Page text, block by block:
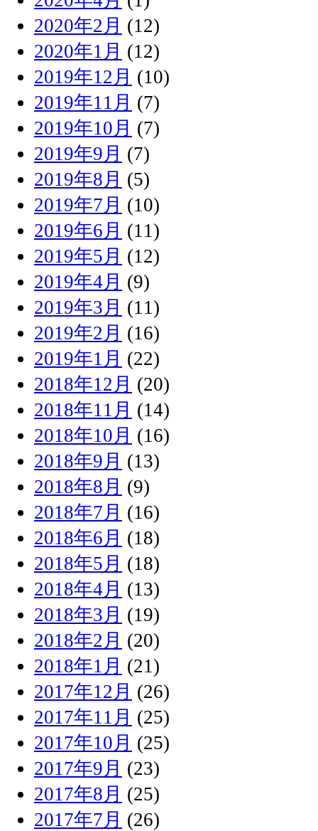
2020年2月 (12)
2020年1月 (12)
2019年12月 (10)
2019年11月 (7)
2019年10月 (7)
2019年9月 (7)
2019年8月 (5)
2019年7月 (10)
2019年6月 (11)
2019年5月 (12)
2019年4月 (9)
2019年3月 (11)
2019年2月 (16)
2019年1月 (22)
2018年12月 (20)
2018年11月 (14)
2018年10月 (16)
2018年9月 (13)
2018年8月 (9)
2018年7月 (16)
2018年6月 (18)
2018年5月 (18)
2018年4月 (13)
2018年3月 (19)
2018年2月 (20)
2018年1月 (21)
2017年12月 (26)
2017年11月 (25)
2017年10月 (25)
2017年9月 (23)
2017年8月 (25)
2017年7月 (26)